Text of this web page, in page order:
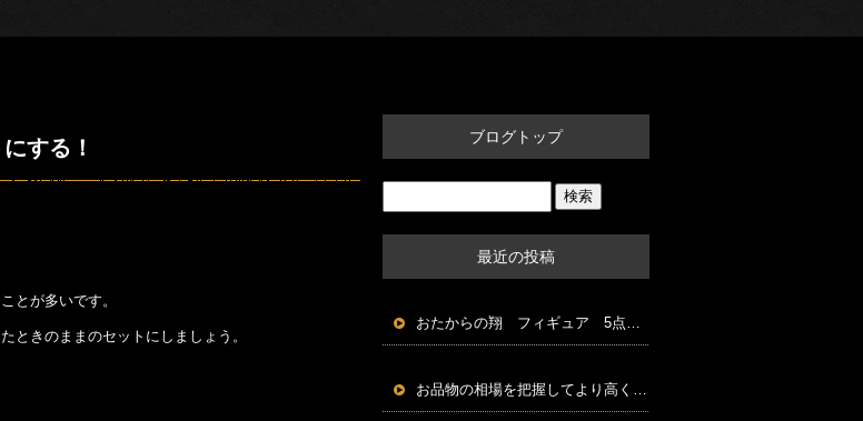
する！
とが多いです。
ときのままのセットにしましょう。
ブログトップ
最近の投稿
おたからの翔 フィギュア 5点以上で買取5％UP中！
お品物の相場を把握してより高く売れる方法を探す